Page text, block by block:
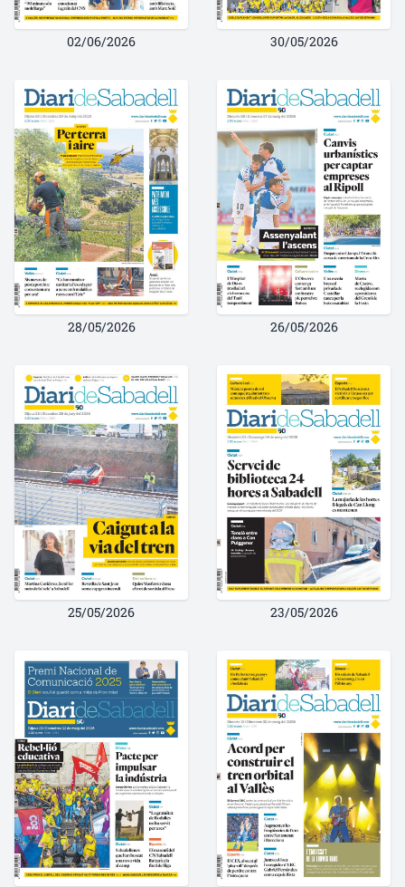
02/06/2026 30/05/2026
28/05/2026 26/05/2026
25/05/2026 23/05/2026